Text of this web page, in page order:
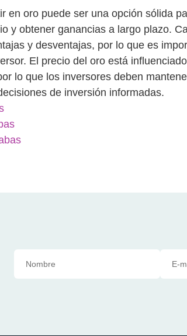
en oro puede ser una opción sólida
y obtener ganancias a largo plazo.
y desventajas, por lo que es
El precio del oro está
lo que los inversores deben
de inversión informadas.